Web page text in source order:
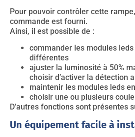
Pour pouvoir contrôler cette
commande est fourni.
Ainsi, il est possible de :
commander les modules
différentes
ajuster la luminosité à 50%
choisir d’activer la détection
maintenir les modules leds
choisir une ou plusieurs
D’autres fonctions sont présentes
Un équipement facile à